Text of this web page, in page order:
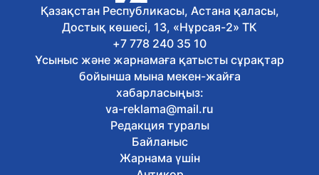
Қазақстан Республикасы, Астана қаласы,
Достық көшесі, 13, «Нұрсая-2» ТК
+7 778 240 35 10
Ұсыныс және жарнамаға қатысты сұрақтар
бойынша мына мекен-жайға
хабарласыңыз:
va-reklama@mail.ru
Редакция туралы
Байланыс
Жарнама үшін